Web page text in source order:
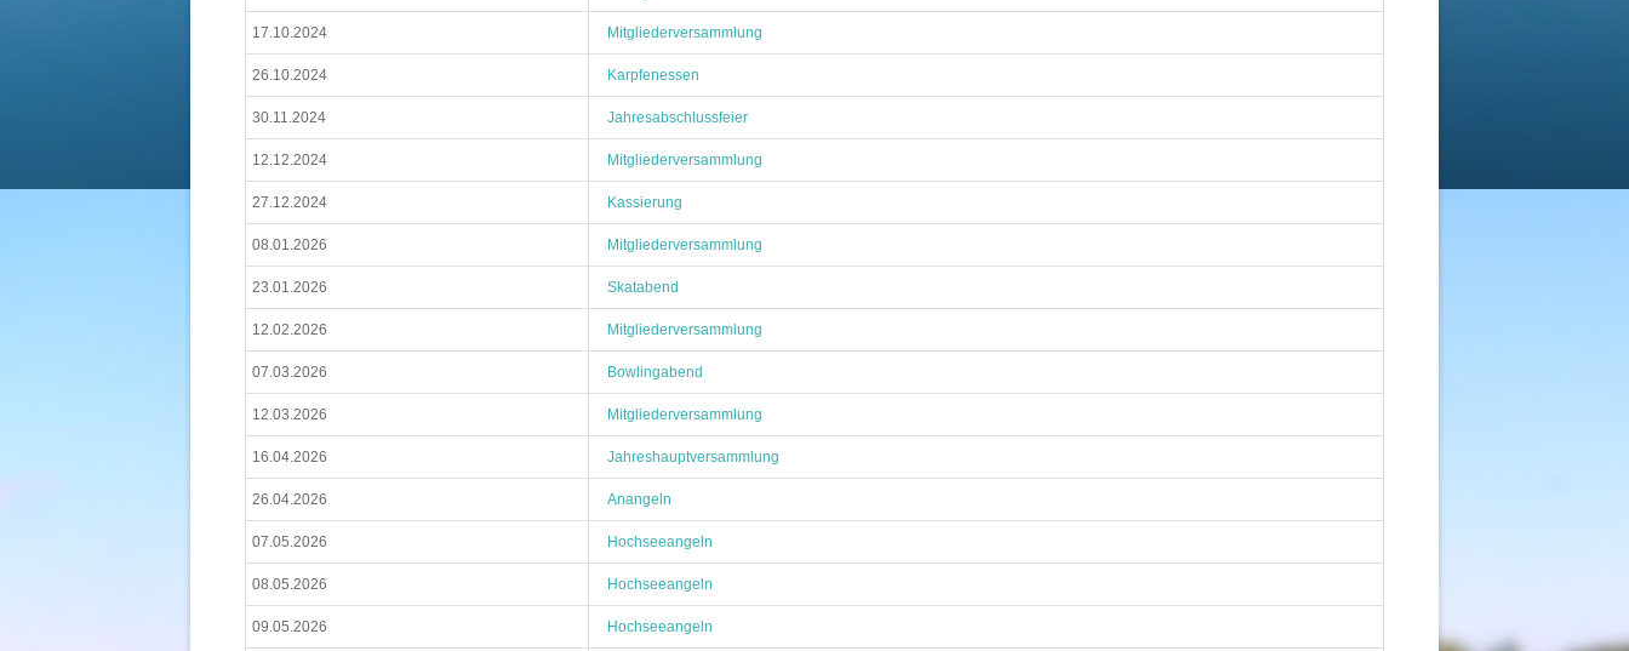
17.10.2024 Mitgliederversammlung
26.10.2024 Karpfenessen
30.11.2024 Jahresabschlussfeier
12.12.2024 Mitgliederversammlung
27.12.2024 Kassierung
08.01.2026 Mitgliederversammlung
23.01.2026 Skatabend
12.02.2026 Mitgliederversammlung
07.03.2026 Bowlingabend
12.03.2026 Mitgliederversammlung
16.04.2026 Jahreshauptversammlung
26.04.2026 Anangeln
07.05.2026 Hochseeangeln
08.05.2026 Hochseeangeln
09.05.2026 Hochseeangeln